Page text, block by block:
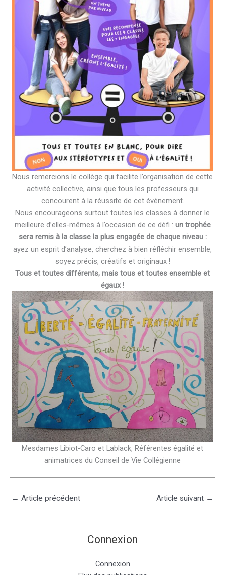
Nous remercions le collège qui facilite l’organisation de cette
activité collective, ainsi que tous les professeurs qui
concourent à la réussite de cet événement.
Nous encourageons surtout toutes les classes à donner le
meilleure d’elles-mêmes à l’occasion de ce défi : un trophée
sera remis à la classe la plus engagée de chaque niveau :
ayez un esprit d’analyse, cherchez à bien réfléchir ensemble,
soyez précis, créatifs et originaux !
Tous et toutes différents, mais tous et toutes ensemble et
égaux !
Mesdames Libiot-Caro et Lablack, Référentes égalité et
animatrices du Conseil de Vie Collégienne
← Article précédent Article suivant →
Connexion
Connexion